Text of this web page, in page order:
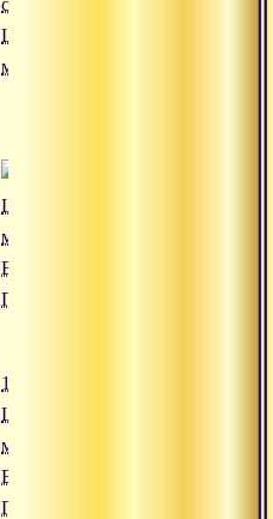
16.10.2006
Шамбхави-
мудра, Свами
Вишнудевананда
Гири